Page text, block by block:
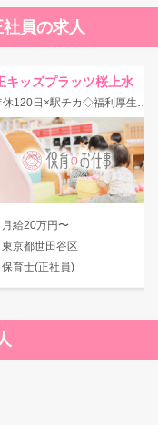
社員の求人
キッズプラッツ桜上水
◇年休120日×駅チカ◇福利厚生充実！有給消化率80％以上！
月給20万円〜
東京都世田谷区
保育士(正社員)